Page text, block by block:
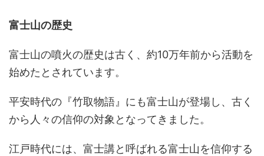
富士山の歴史
富士山の噴火の歴史は古く、約10万年前から活動を
始めたとされています。
平安時代の『竹取物語』にも富士山が登場し、古く
から人々の信仰の対象となってきました。
江戸時代には、富士講と呼ばれる富士山を信仰する